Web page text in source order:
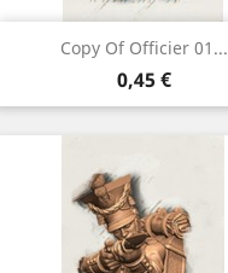
Copy Of Officier 01...
Preço
0,45 €